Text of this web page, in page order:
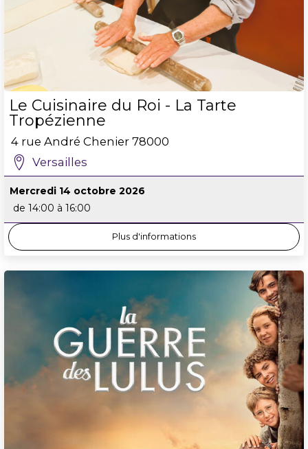
Le Cuisinaire du Roi - La Tarte
Tropézienne
4 rue André Chenier 78000
Versailles
Mercredi 14 octobre 2026
de 14:00 à 16:00
Plus d'informations